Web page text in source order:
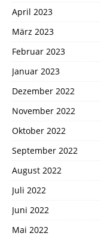
April 2023
März 2023
Februar 2023
Januar 2023
Dezember 2022
November 2022
Oktober 2022
September 2022
August 2022
Juli 2022
Juni 2022
Mai 2022